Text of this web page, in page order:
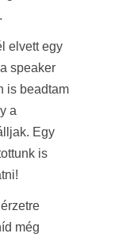
elvett egy
speaker
is beadtam
a
Egy
is
még